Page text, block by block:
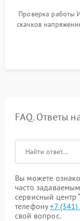
Проверка работы
скачков
времени
FAQ. Ответы
Вы можете
часто
сервисный центр
телефону+7
свой вопрос.